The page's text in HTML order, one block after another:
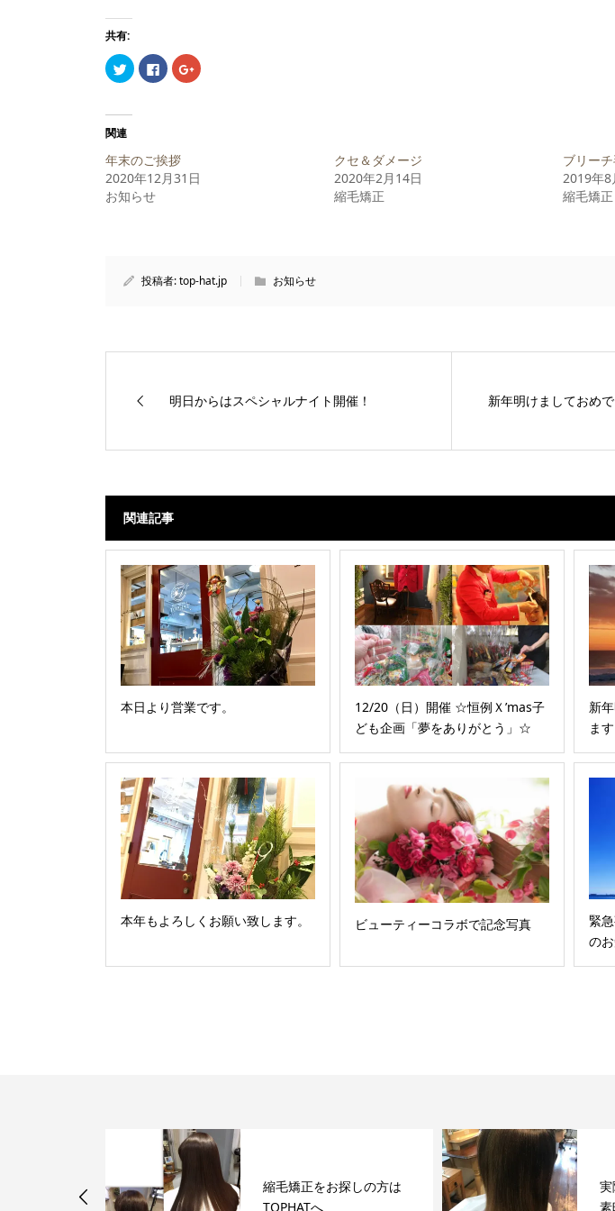
共有:
ク
リ
て
有
(新
し
い
ウ
き
Facebook
で
ク
リ
ッ
ク
い
開
ク
リ
(新
し
き
関連
年末のご挨拶
2020年12月31日
お知らせ
クセ＆ダメージ
2020年2月14日
縮毛矯正
ブリー
2019年8
縮毛矯正
投稿者:top-hat.jp お知らせ
明日からはスペシャルナイト開催！ 新年明けましておめで
関連記事
本日より営業です。
12/20（日）開催 ☆恒例Ｘ’mas子
ども企画「夢をありがとう」☆
新
ます
本年もよろしくお願い致します。 ビューティーコラボで記念写真
緊
の
縮毛矯正をお探しの方は
TOPHATへ
実際に体験すると改めて
素晴らしさを感じます